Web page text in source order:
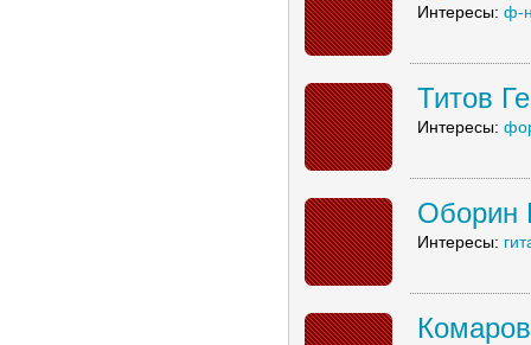
Интересы: ф-
Титов
Интересы:
Оборин
Интересы: